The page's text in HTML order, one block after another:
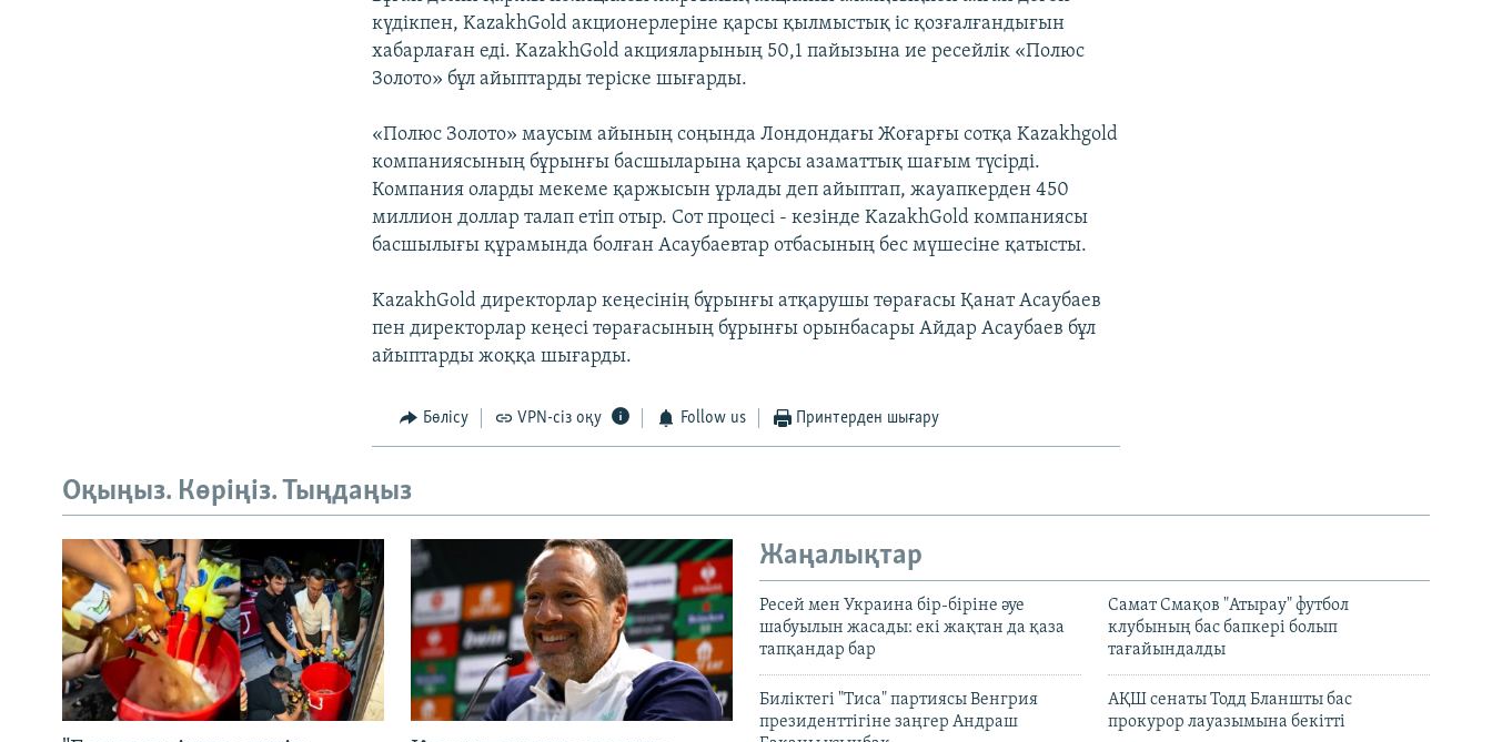
күдікпен, KazakhGold акционерлеріне қарсы қылмыстық іс қозғалғандығын
хабарлаған еді. KazakhGold акцияларының 50,1 пайызына ие ресейлік «Полюс
Золото» бұл айыптарды теріске шығарды.
«Полюс Золото» маусым айының соңында Лондондағы Жоғарғы сотқа Kazakhgold
компаниясының бұрынғы басшыларына қарсы азаматтық шағым түсірді.
Компания оларды мекеме қаржысын ұрлады деп айыптап, жауапкерден 450
миллион доллар талап етіп отыр. Сот процесі - кезінде KazakhGold компаниясы
басшылығы құрамында болған Асаубаевтар отбасының бес мүшесіне қатысты.
KazakhGold директорлар кеңесінің бұрынғы атқарушы төрағасы Қанат Асаубаев
пен директорлар кеңесі төрағасының бұрынғы орынбасары Айдар Асаубаев бұл
айыптарды жоққа шығарды.
Бөлісу VPN-сіз оқу Follow us Принтерден шығару
Оқыңыз. Көріңіз. Тыңдаңыз
Жаңалықтар
Ресей мен Украина бір-біріне әуе
шабуылын жасады: екі жақтан да қаза
тапқандар бар
Самат Смақов "Атырау" футбол
клубының бас бапкері болып
тағайындалды
Биліктегі "Тиса" партиясы Венгрия
президенттігіне заңгер Андраш
АҚШ сенаты Тодд Бланшты бас
прокурор лауазымына бекітті